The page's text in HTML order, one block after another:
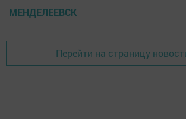
МЕНДЕЛЕЕВСК
Перейти на страницу